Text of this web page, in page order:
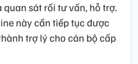
quan sát rồi tư vấn, hỗ trợ.
này cần tiếp tục được
trợ lý cho cán bộ cấp